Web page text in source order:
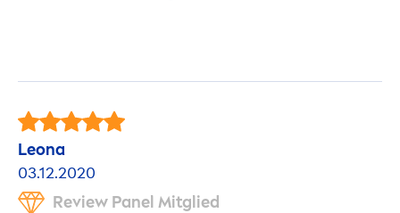
Leona
03.12.2020
Review Panel Mitglied